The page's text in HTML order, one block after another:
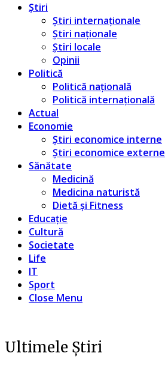
Știri
Știri internaționale
Știri naționale
Știri locale
Opinii
Politică
Politică națională
Politică internațională
Actual
Economie
Știri economice interne
Știri economice externe
Sănătate
Medicină
Medicina naturistă
Dietă și Fitness
Educație
Cultură
Societate
Life
IT
Sport
Close Menu
Ultimele Știri